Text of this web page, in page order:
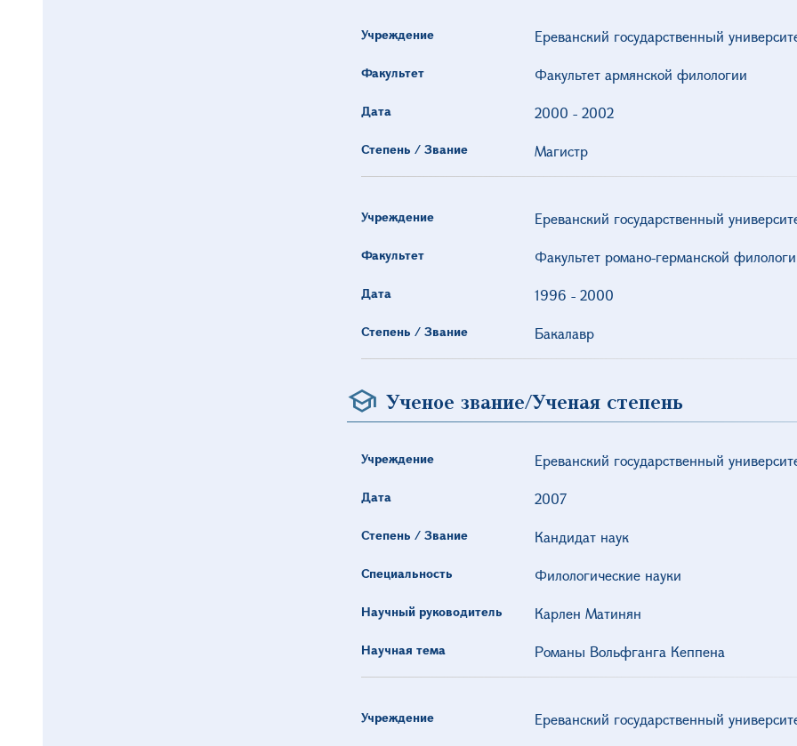
Учреждение Ереванский государственный
Факультет Факультет армянской филологии
Дата 2000 - 2002
Степень / Звание Магистр
Учреждение Ереванский государственный
Факультет Факультет романо-германской
Дата 1996 - 2000
Степень / Звание Бакалавр
Ученое звание/Ученая степень
Учреждение Ереванский государственный
Дата 2007
Степень / Звание Кандидат наук
Специальность Филологические науки
Научный руководитель Карлен Матинян
Научная тема Романы Вольфганга Кеппена
Учреждение Ереванский государственный